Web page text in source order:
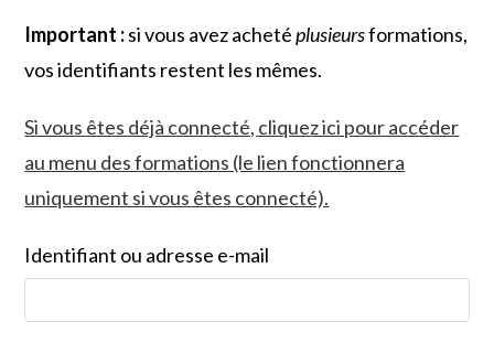
Important :si vous avez achetéplusieursformations,
vos identifiants restent les mêmes.
Si vous êtes déjà connecté, cliquez ici pour accéder
au menu des formations (le lien fonctionnera
uniquement si vous êtes connecté).
Identifiant ou adresse e-mail